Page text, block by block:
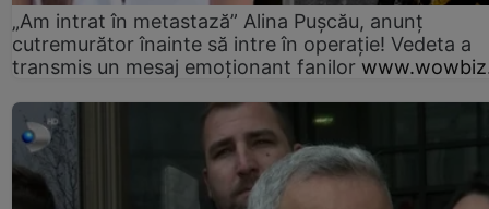
„Am intrat în metastază” Alina Pușcău, anunț
cutremurător înainte să intre în operație! Vedeta a
transmis un mesaj emoționant fanilor